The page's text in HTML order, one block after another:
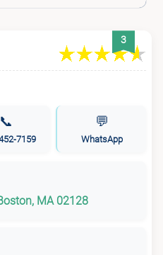
3
📞
7159
💬
WhatsApp
MA 02128